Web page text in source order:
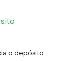
o depósito